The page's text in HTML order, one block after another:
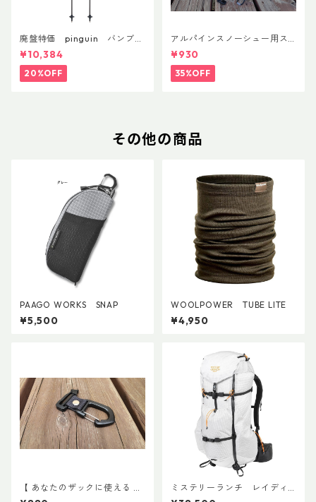
廃盤特価 pinguin バンブー
FLフォーム(ペア)
¥10,384
20%OFF
アルパインスノーシュー用ス
トラップキャッチ(ペア)
¥930
35%OFF
その他の商品
PAAGO WORKS SNAP
¥5,500
WOOLPOWER TUBE LITE
¥4,950
【 あなたのザックに使える 】
キャッチ7
ミステリーランチ レイディ
ックス47